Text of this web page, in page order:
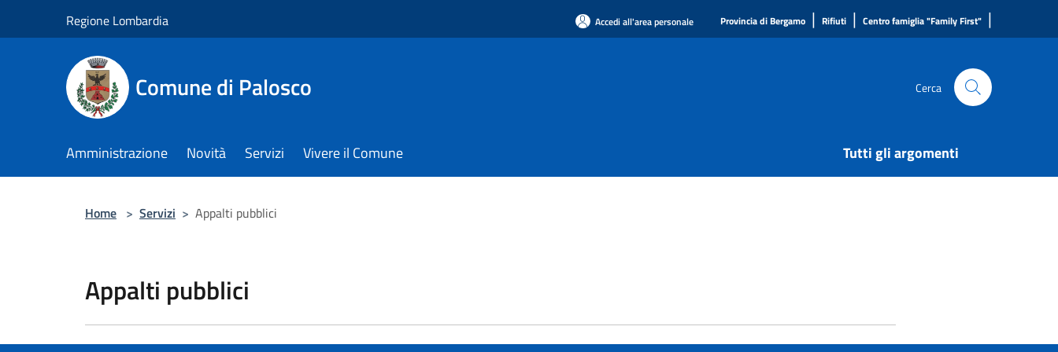
Regione Lombardia Accedi all'area personale Provincia di Bergamo | Rifiuti | Centro famiglia "Family First" |
Comune di Palosco Cerca
Amministrazione Novità Servizi Vivere il Comune Tutti gli argomenti
Home > Servizi > Appalti pubblici
Appalti pubblici